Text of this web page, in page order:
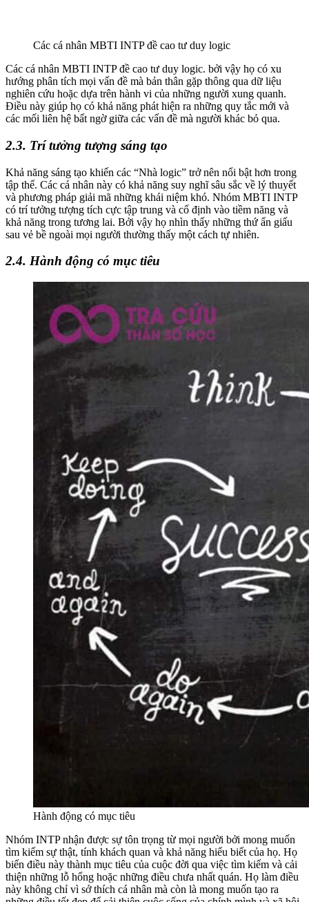
Các cá nhân MBTI INTP đề cao tư duy logic
Các cá nhân MBTI INTP đề cao tư duy logic. bởi vậy họ có xu
hướng phân tích mọi vấn đề mà bản thân gặp thông qua dữ liệu
nghiên cứu hoặc dựa trên hành vi của những người xung quanh.
Điều này giúp họ có khả năng phát hiện ra những quy tắc mới và
các mối liên hệ bất ngờ giữa các vấn đề mà người khác bỏ qua.
2.3. Trí tưởng tượng sáng tạo
Khả năng sáng tạo khiến các “Nhà logic” trở nên nổi bật hơn trong
tập thể. Các cá nhân này có khả năng suy nghĩ sâu sắc về lý thuyết
và phương pháp giải mã những khái niệm khó. Nhóm MBTI INTP
có trí tưởng tượng tích cực tập trung và cố định vào tiềm năng và
khả năng trong tương lai. Bởi vậy họ nhìn thấy những thứ ẩn giấu
sau vẻ bề ngoài mọi người thường thấy một cách tự nhiên.
2.4. Hành động có mục tiêu
Hành động có mục tiêu
Nhóm INTP nhận được sự tôn trọng từ mọi người bởi mong muốn
tìm kiếm sự thật, tính khách quan và khả năng hiểu biết của họ. Họ
biến điều này thành mục tiêu của cuộc đời qua việc tìm kiếm và cải
thiện những lỗ hổng hoặc những điều chưa nhất quán. Họ làm điều
này không chỉ vì sở thích cá nhân mà còn là mong muốn tạo ra